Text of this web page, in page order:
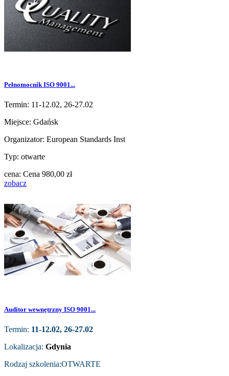
Pełnomocnik ISO 9001...
Termin: 11-12.02, 26-27.02
Miejsce: Gdańsk
Organizator: European Standards Inst
Typ: otwarte
cena: Cena 980,00 zł
zobacz
Auditor wewnętrzny ISO 9001...
Termin: 11-12.02, 26-27.02
Lokalizacja: Gdynia
Rodzaj szkolenia:OTWARTE